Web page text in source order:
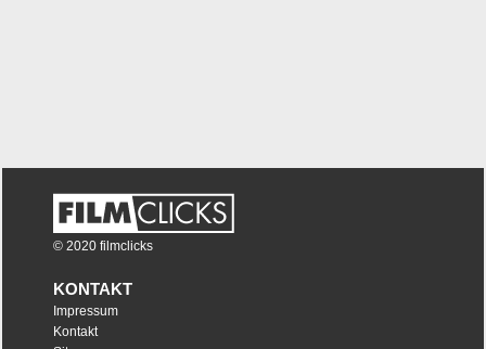
© 2020 filmclicks
KONTAKT
Impressum
Kontakt